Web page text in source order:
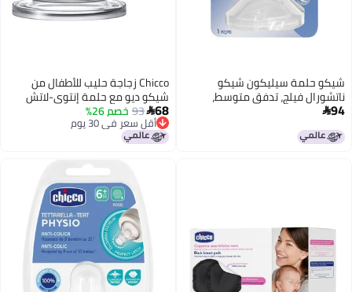
شيكو حلمة سيليكون شيكو
ناتشورال فيلج، تدفق متوسط،
شهرين فأكثر × 1
94
Chicco زجاجة حليب للأطفال من
شيكو ديو مع حلمة إنتوي-لاتش
وصمام مضاد للمغص، المرحلة 2
مشابه للثدي، عبوة من 2
68
93خصم 26%
أقل سعر في 30 يوم
أقل سعر في 30 يوم